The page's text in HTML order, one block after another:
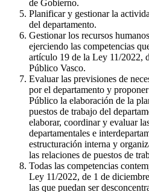
de Gobierno.
Planificar y gestionar la
del departamento.
Gestionar los recursos
ejerciendo las competencias
artículo 19 de la Ley 11/2022,
Público Vasco.
Evaluar las previsiones de
por el departamento y
Público la elaboración de la
puestos de trabajo del
elaborar, coordinar y evaluar
departamentales e
estructuración interna y
las relaciones de puestos de
Todas las competencias
Ley 11/2022, de 1 de
las que puedan ser